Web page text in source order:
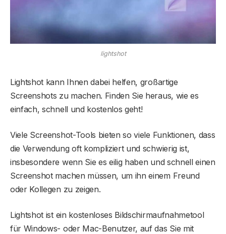
lightshot
Lightshot kann Ihnen dabei helfen, großartige
Screenshots zu machen. Finden Sie heraus, wie es
einfach, schnell und kostenlos geht!
Viele Screenshot-Tools bieten so viele Funktionen, dass
die Verwendung oft kompliziert und schwierig ist,
insbesondere wenn Sie es eilig haben und schnell einen
Screenshot machen müssen, um ihn einem Freund
oder Kollegen zu zeigen.
Lightshot ist ein kostenloses Bildschirmaufnahmetool
für Windows- oder Mac-Benutzer, auf das Sie mit